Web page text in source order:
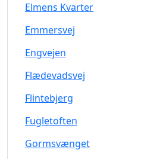
Elmens Kvarter
Emmersvej
Engvejen
Flædevadsvej
Flintebjerg
Fugletoften
Gormsvænget